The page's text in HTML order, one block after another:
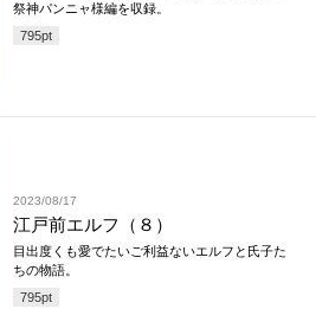
祭神パンニャ様編を収録。
795pt
2023/08/17
江戸前エルフ（８）
目出度くも愛でたいご利益ないエルフと氏子た
ちの物語。
795pt